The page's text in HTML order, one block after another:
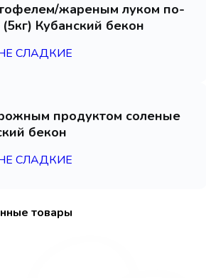
жареным луком по-
Кубанский бекон
НЕ СЛАДКИЕ
продуктом соленые
бекон
НЕ СЛАДКИЕ
товары